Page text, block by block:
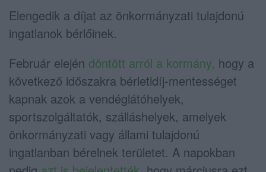
Elengedik a díjat az önkormányzati tulajdonú
ingatlanok bérlőinek.
Február elején döntött arról a kormány, hogy a
következő időszakra bérletidíj-mentességet
kapnak azok a vendéglátóhelyek,
sportszolgáltatók, szálláshelyek, amelyek
önkormányzati vagy állami tulajdonú
ingatlanban bérelnek területet. A napokban